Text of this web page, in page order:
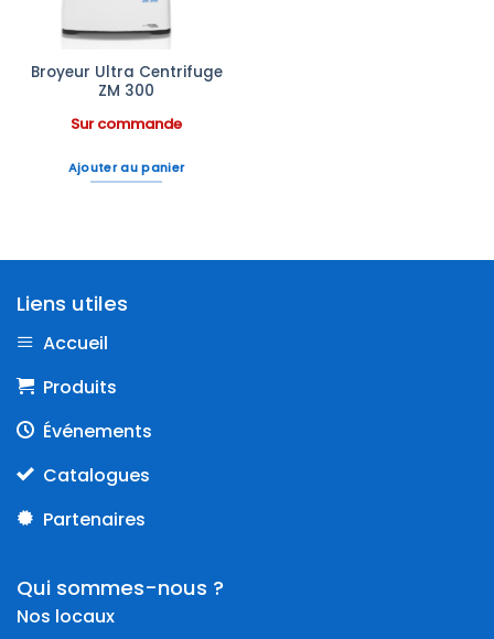
Broyeur Ultra Centrifuge
ZM 300
Sur commande
Ajouter au panier
Liens utiles
Accueil
Produits
Événements
Catalogues
Partenaires
Qui sommes-nous ?
Nos locaux